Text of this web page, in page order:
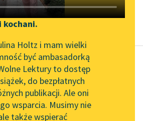
Zgłoś brak utworu
Narzędzia
Mapa Wolnych Lektur
Leśmianator
Przewodnik dla piszących i
czytających
kochani.
Holtz i mam wielki
być ambasadorką
Lektury to dostęp
do bezpłatnych
publikacji. Ale oni
wsparcia. Musimy nie
także wspierać
de Marivaux
Pierre de Marivaux
Zebranie amorów